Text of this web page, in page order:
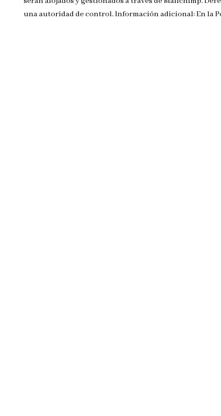
una autoridad de control. Información adicional: En la